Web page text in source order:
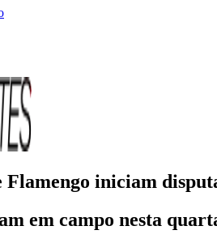
Flamengo iniciam
em campo nesta